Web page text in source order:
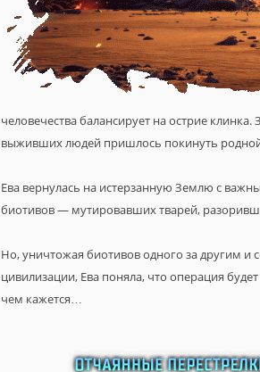
человечества балансирует на острие
выживших людей пришлось покинуть
Ева вернулась на истерзанную Землю с
биотивов — мутировавших тварей,
Но, уничтожая биотивов одного за другим
цивилизации, Ева поняла, что операция
чем кажется…